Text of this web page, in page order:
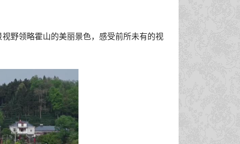
野领略霍山的美丽景色，感受前所未有的视